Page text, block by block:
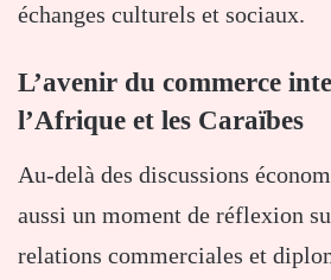
échanges culturels et sociaux.
L’avenir du commerce
l’Afrique et les Caraïbes
Au-delà des discussions
aussi un moment de réflexion
relations commerciales et